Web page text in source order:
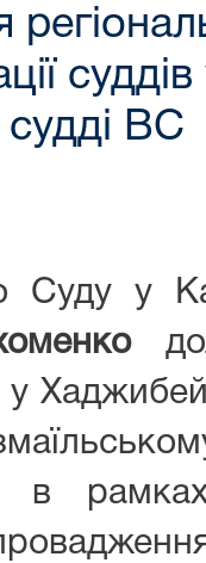
судді ВС
Суду у
у
в рамках